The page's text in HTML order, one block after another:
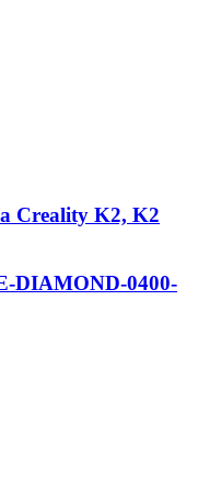
Creality K2, K2
DIAMOND-0400-